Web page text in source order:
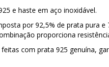
e haste em aço inoxidável.
por 92,5% de prata pura e
proporciona
com prata 925 genuína,